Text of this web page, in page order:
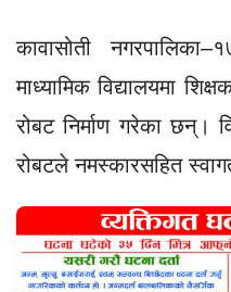
कावासोती
माध्यामिक विद्यालयमा
रोबट निर्माण गरेका छन्।
रोबटले नमस्कारसहित